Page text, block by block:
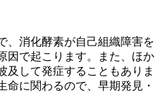
、消化酵素が自己組織障害を
因で起こります。また、ほか
及して発症することもありま
命に関わるので、早期発見・